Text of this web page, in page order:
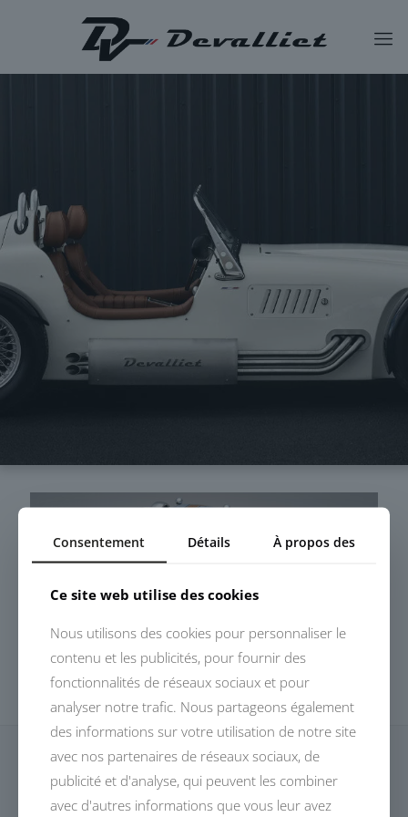
Consentement Détails À propos des
Ce site web utilise des cookies
Nous utilisons des cookies pour personnaliser le
contenu et les publicités, pour fournir des
fonctionnalités de réseaux sociaux et pour
analyser notre trafic. Nous partageons également
des informations sur votre utilisation de notre site
avec nos partenaires de réseaux sociaux, de
publicité et d'analyse, qui peuvent les combiner
avec d'autres informations que vous leur avez